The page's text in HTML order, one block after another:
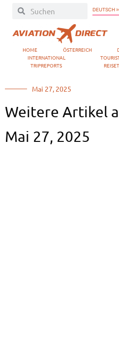
DEUTSCH »
HOME ÖSTERREICH
INTERNATIONAL
TRIPREPORTS
Mai 27, 2025
Weitere Artikel
Mai 27, 2025